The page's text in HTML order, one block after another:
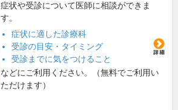
症状や受診について医師に相談ができま
す。
症状に適した診療科
受診の目安・タイミング
受診までに気をつけること
などにご利用ください。（無料でご利用い
ただけます）